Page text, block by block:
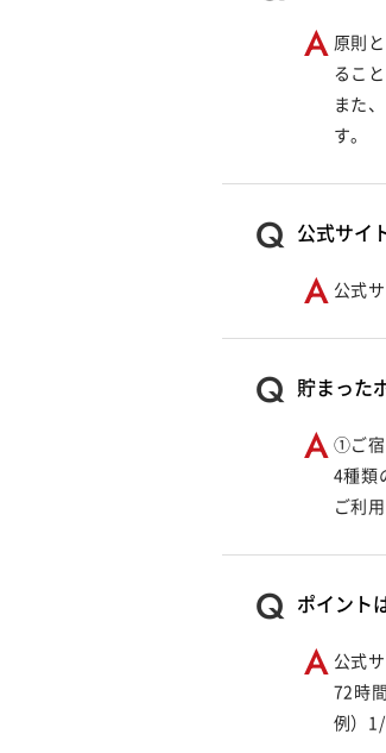
原則
るこ
また
す。
公式サイ
公式
貯まった
①ご宿
4種類
ご利
ポイント
公式
72時
例）